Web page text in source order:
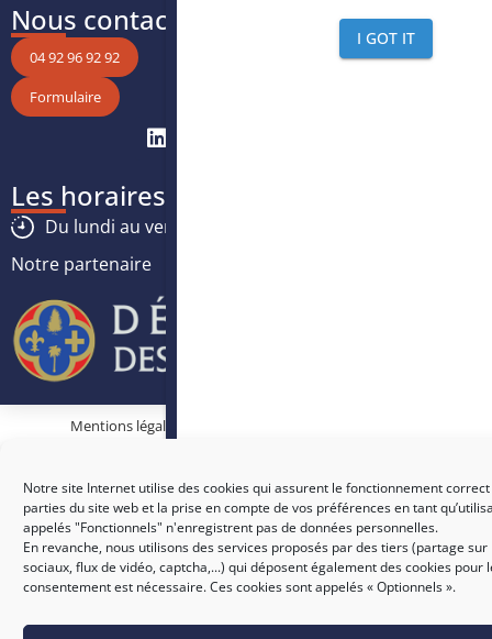
Notre site Internet utilise des cookies qui assurent le fonctionnement
parties du site web et la prise en compte de vos préférences en tant
appelés "Fonctionnels" n'enregistrent pas de données personnelles.
En revanche, nous utilisons des services proposés par des tiers (partage sur
sociaux, flux de vidéo, captcha,...) qui déposent également des cookies pour
consentement est nécessaire. Ces cookies sont appelés « Optionnels ».
Nous contacter
04 92 96 92 92
Formulaire
Les horaires
Du lundi au vendredi :
Notre partenaire
Mentions légales
I GOT IT